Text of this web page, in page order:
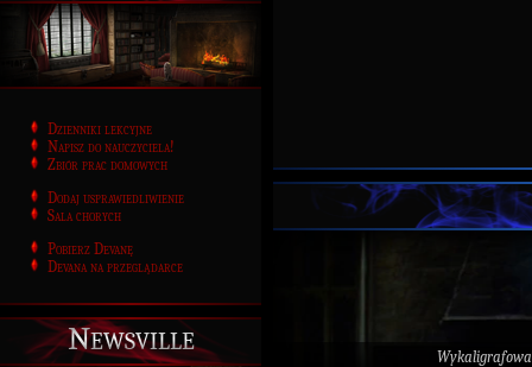
Dzienniki lekcyjne
Napisz do nauczyciela!
Zbiór prac domowych
Dodaj usprawiedliwienie
Sala chorych
Pobierz Devanę
Devana na przeglądarce
Newsville